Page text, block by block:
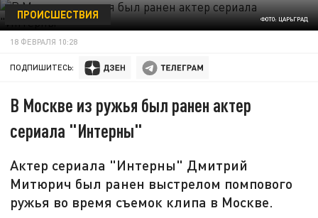
ФОТО: ЦАРЬГРАД
ПРОИСШЕСТВИЯ
18 ФЕВРАЛЯ 10:28
ПОДПИШИТЕСЬ:
В Москве из ружья был ранен актер
сериала "Интерны"
Актер сериала "Интерны" Дмитрий
Митюрич был ранен выстрелом помпового
ружья во время съемок клипа в Москве.